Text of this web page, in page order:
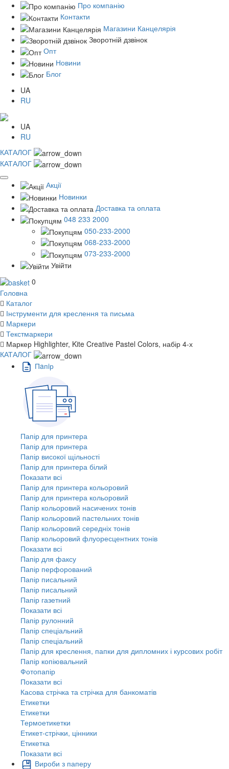
Про компанію
Контакти
Магазини Канцелярія
Зворотній дзвінок
Опт
Новини
Блог
UA
RU
UA
RU
КАТАЛОГ
КАТАЛОГ
Акції
Новинки
Доставка та оплата
048 233 2000
050-233-2000
068-233-2000
073-233-2000
Увійти
0
Головна
Каталог
Інструменти для креслення та письма
Маркери
Текстмаркери
Маркер Highlighter, Kite Creative Pastel Colors, набір 4-х
КАТАЛОГ
Пaпiр
Папір для принтера
Папір для принтера
Папір високої щільності
Папір для принтера білий
Показати всі
Папір для принтера кольоровий
Папір для принтера кольоровий
Папір кольоровий насичених тонів
Папір кольоровий пастельних тонів
Папір кольоровий середніх тонів
Папір кольоровий флуоресцентних тонів
Показати всі
Папір для факсу
Папір перфорований
Папір писальний
Папір писальний
Папір газетний
Показати всі
Папір рулонний
Папір спеціальний
Папір спеціальний
Папір для креслення, папки для дипломних і курсових робіт
Папір копіювальний
Фотопапір
Показати всі
Касова стрічка та стрічка для банкоматів
Етикетки
Етикетки
Термоетикетки
Етикет-стрічки, цінники
Етикетка
Показати всі
Вироби з паперу